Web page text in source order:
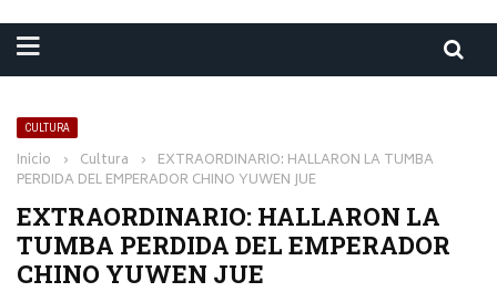
CULTURA
Inicio › Cultura › EXTRAORDINARIO: HALLARON LA TUMBA
PERDIDA DEL EMPERADOR CHINO YUWEN JUE
EXTRAORDINARIO: HALLARON LA
TUMBA PERDIDA DEL EMPERADOR
CHINO YUWEN JUE